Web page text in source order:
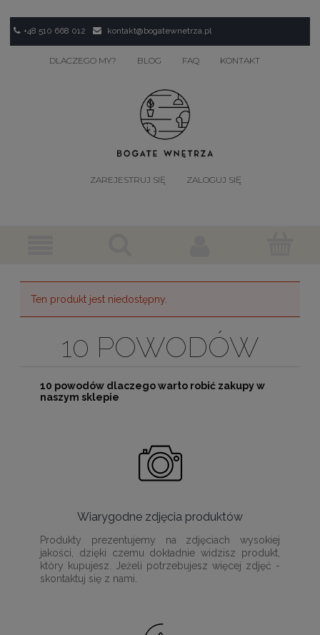
+48 510 668 012 kontakt@bogatewnetrza.pl
DLACZEGO MY? BLOG FAQ KONTAKT
ZAREJESTRUJ SIĘ ZALOGUJ SIĘ
Ten produkt jest niedostępny.
10 POWODÓW
10 powodów dlaczego warto robić zakupy w
naszym sklepie
Wiarygodne zdjęcia produktów
Produkty prezentujemy na zdjęciach wysokiej
jakości, dzięki czemu dokładnie widzisz produkt,
który kupujesz. Jeżeli potrzebujesz więcej zdjęć -
skontaktuj się z nami.